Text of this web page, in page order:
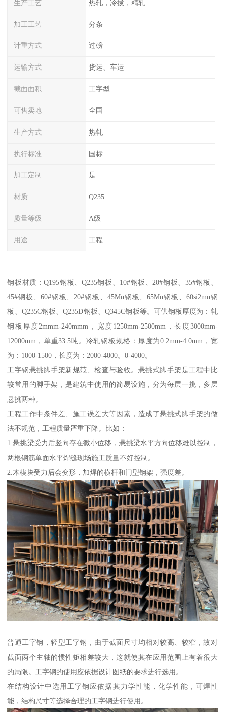
生产工艺 热轧，冷拔，精轧
加工工艺 分条
计重方式 过磅
运输方式 货运、车运
截面面积 工字型
可售卖地 全国
生产方式 热轧
执行标准 国标
加工定制 是
材质 Q235
质量等级 A级
用途 工程
钢板材质：Q195钢板、Q235钢板、10#钢板、20#钢板、35#钢板、
45#钢板、60#钢板、20#钢板、45Mn钢板、65Mn钢板、60si2mn钢
板、Q235C钢板、Q235D钢板、Q345C钢板等。可供钢板厚度为：轧
钢板厚度2mmm-240mmm，宽度1250mm-2500mm，长度3000mm-
12000mm，单重33.5吨。冷轧钢板规格：厚度为0.2mm-4.0mm，宽
为：1000-1500，长度为：2000-4000。0-4000。
工字钢悬挑脚手架新规范、检查与验收。悬挑式脚手架是工程中比
较常用的脚手架，是建筑中使用的简易设施，分为每层一挑，多层
悬挑两种。
工程工作中条件差、施工误差大等因素，造成了悬挑式脚手架的做
法不规范，工程质量严重下降。比如：
1.悬挑梁受力后竖向存在微小位移，悬挑梁水平方向位移难以控制，
两根钢筋单面水平焊缝现场施工质量不好控制。
2.木楔块受力后会变形，加焊的横杆和门型钢架，强度差。
普通工字钢，轻型工字钢，由于截面尺寸均相对较高、较窄，故对
截面两个主轴的惯性矩相差较大，这就使其在应用范围上有着很大
的局限。工字钢的使用应依据设计图纸的要求进行选用。
在结构设计中选用工字钢应依据其力学性能，化学性能，可焊性
能，结构尺寸等选择合理的工字钢进行使用。